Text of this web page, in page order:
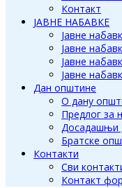
Контакт
ЈАВНЕ НАБАВКЕ
Јавне
Јавне
Јавне
Јавне
Дан општине
О дану
Предлог за
Досадашњи
Братске
Контакти
Сви
Контакт